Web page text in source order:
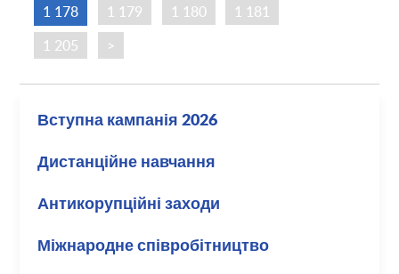
1 178
1 179 1 180 1 181
1 205
>
Вступна кампанія 2026
Дистанційне навчання
Антикорупційні заходи
Міжнародне співробітництво